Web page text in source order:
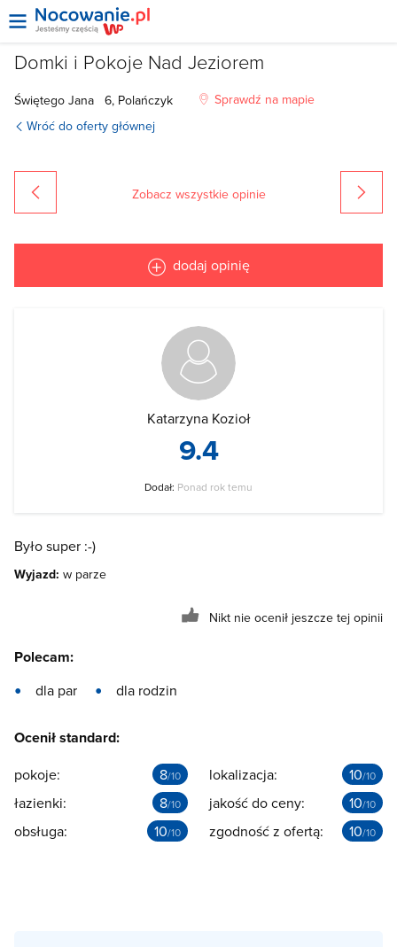
Domki i Pokoje Nad Jeziorem
Świętego Jana 6, Polańczyk
Sprawdź na mapie
Wróć do oferty głównej
Zobacz wszystkie opinie
dodaj opinię
Katarzyna Kozioł
9.4
Dodał: Ponad rok temu
Było super :-)
Wyjazd: w parze
Nikt nie ocenił jeszcze tej opinii
Polecam:
dla par dla rodzin
Ocenił standard:
pokoje: 8/10
łazienki: 8/10
obsługa: 10/10
lokalizacja: 10/10
jakość do ceny: 10/10
zgodność z ofertą: 10/10